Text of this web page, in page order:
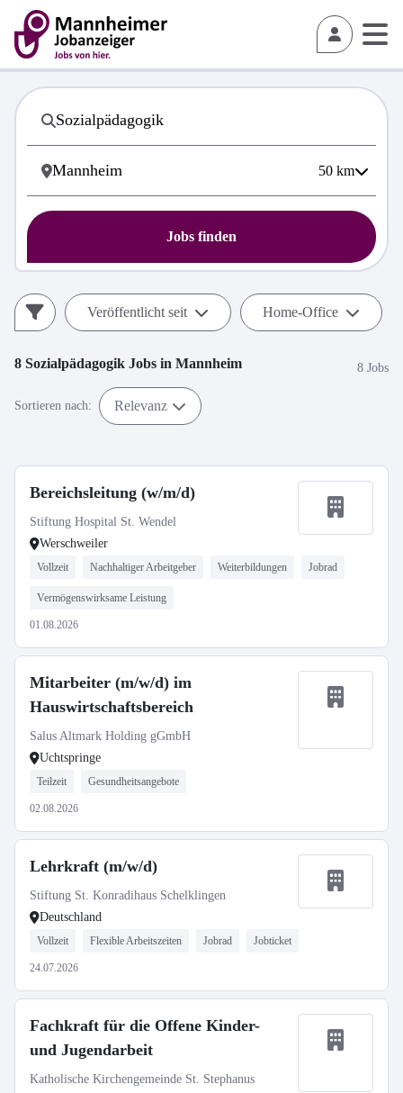
50 km
Jobs finden
Veröffentlicht seit Home-Office
8 Sozialpädagogik Jobs in Mannheim 8 Jobs
Sortieren nach: Relevanz
Bereichsleitung (w/m/d)
Stiftung Hospital St. Wendel
Werschweiler
Vollzeit Nachhaltiger Arbeitgeber Weiterbildungen Jobrad
Vermögenswirksame Leistung
01.08.2026
Mitarbeiter (m/w/d) im
Hauswirtschaftsbereich
Salus Altmark Holding gGmbH
Uchtspringe
Teilzeit Gesundheitsangebote
02.08.2026
Lehrkraft (m/w/d)
Stiftung St. Konradihaus Schelklingen
Deutschland
Vollzeit Flexible Arbeitszeiten Jobrad Jobticket
24.07.2026
Fachkraft für die Offene Kinder-
und Jugendarbeit
Katholische Kirchengemeinde St. Stephanus